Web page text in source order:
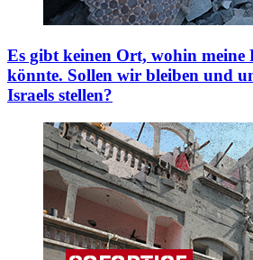
Es gibt keinen Ort, wohin meine
könnte. Sollen wir bleiben und
Israels stellen?